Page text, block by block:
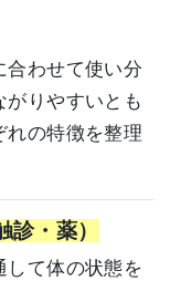
合わせて使い分
がりやすいとも
れの特徴を整理
・薬）
して体の状態を